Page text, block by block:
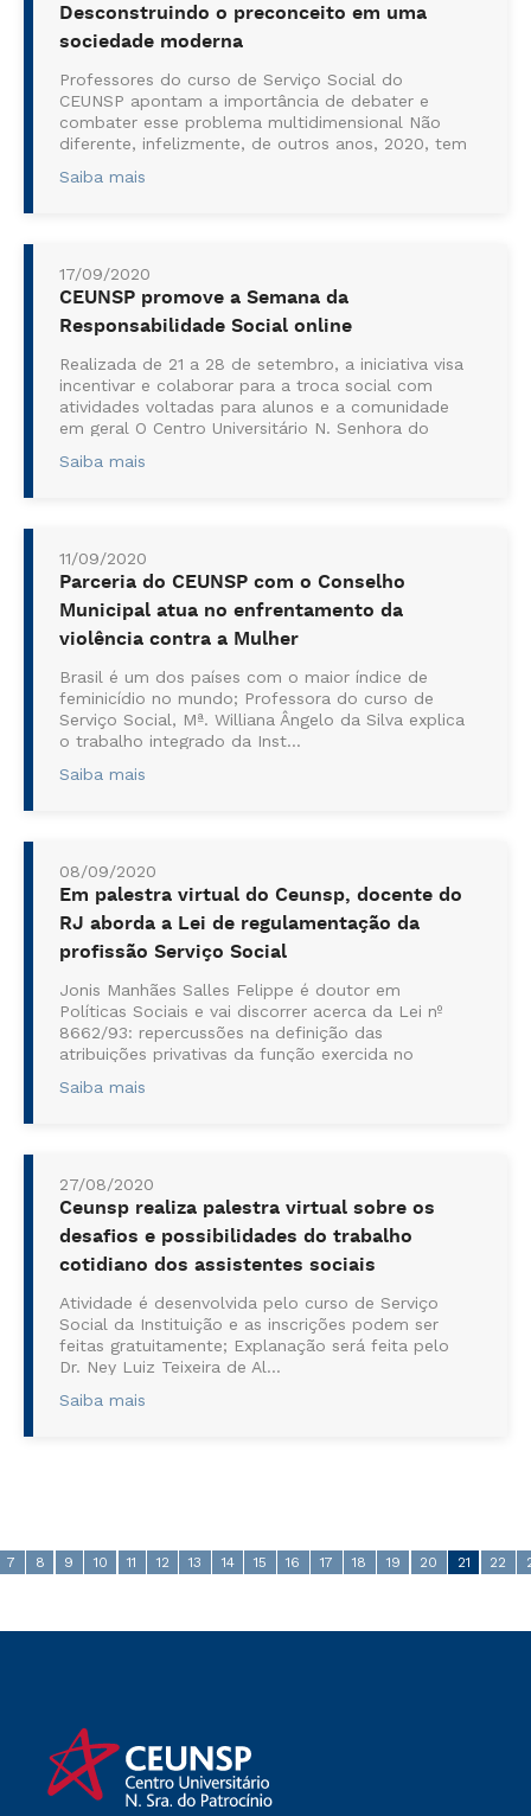
Desconstruindo o preconceito em uma
sociedade moderna
Professores do curso de Serviço Social do
CEUNSP apontam a importância de debater e
combater esse problema multidimensional Não
diferente, infelizmente, de outros anos, 2020, tem
Saiba mais
17/09/2020
CEUNSP promove a Semana da
Responsabilidade Social online
Realizada de 21 a 28 de setembro, a iniciativa visa
incentivar e colaborar para a troca social com
atividades voltadas para alunos e a comunidade
em geral O Centro Universitário N. Senhora do
Saiba mais
11/09/2020
Parceria do CEUNSP com o Conselho
Municipal atua no enfrentamento da
violência contra a Mulher
Brasil é um dos países com o maior índice de
feminicídio no mundo; Professora do curso de
Serviço Social, Mª. Williana Ângelo da Silva explica
o trabalho integrado da Inst...
Saiba mais
08/09/2020
Em palestra virtual do Ceunsp, docente do
RJ aborda a Lei de regulamentação da
profissão Serviço Social
Jonis Manhães Salles Felippe é doutor em
Políticas Sociais e vai discorrer acerca da Lei nº
8662/93: repercussões na definição das
atribuições privativas da função exercida no
Saiba mais
27/08/2020
Ceunsp realiza palestra virtual sobre os
desafios e possibilidades do trabalho
cotidiano dos assistentes sociais
Atividade é desenvolvida pelo curso de Serviço
Social da Instituição e as inscrições podem ser
feitas gratuitamente; Explanação será feita pelo
Dr. Ney Luiz Teixeira de Al...
Saiba mais
7 8 9 10 11 12 13 14 15 16 17 18 19 20 21 22